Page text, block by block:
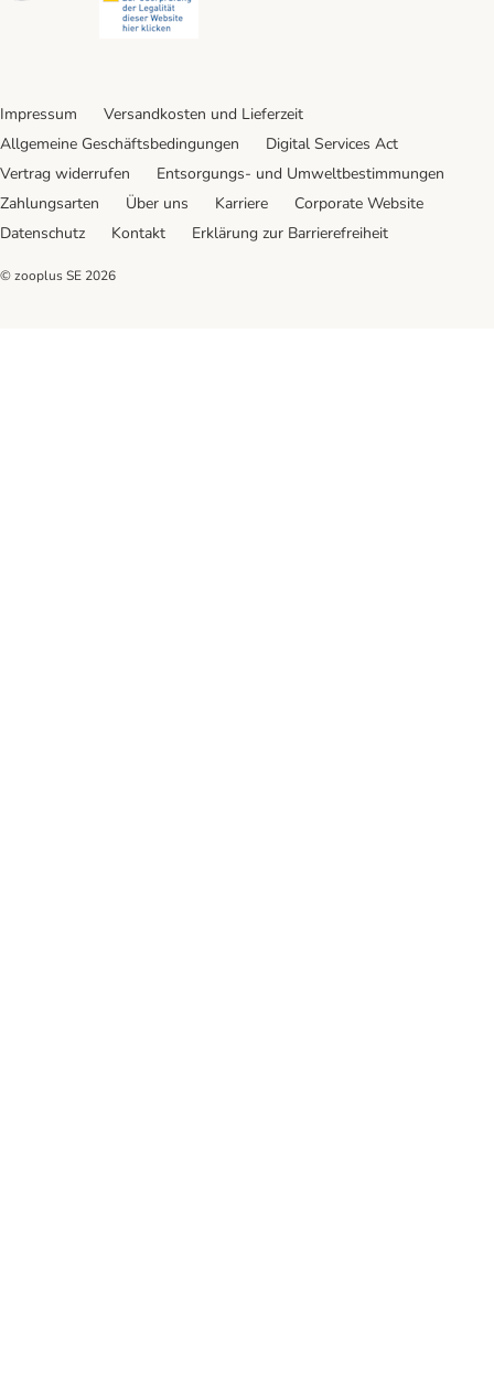
Impressum
Versandkosten und Lieferzeit
Allgemeine Geschäftsbedingungen
Digital Services Act
Vertrag widerrufen
Entsorgungs- und Umweltbestimmungen
Zahlungsarten
Über uns Karriere
Corporate Website
Datenschutz
Kontakt Erklärung zur Barrierefreiheit
© zooplus SE 2026